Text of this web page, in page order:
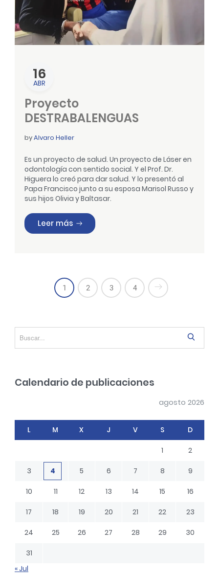
16
ABR
Proyecto
DESTRABALENGUAS
byAlvaro Heller
Es un proyecto de salud. Un proyecto de Láser en
odontología con sentido social. Y el Prof. Dr.
Higuera lo creó para dar salud. Y lo presentó al
Papa Francisco junto a su esposa Marisol Russo y
sus hijos Olivia y Baltasar.
Leer más«Proyecto DESTRABALENGUAS»
1 2 3 4
e
Calendario de publicaciones
agosto 2026
L M X J V S D
1 2
3 4 5 6 7 8 9
10 11 12 13 14 15 16
17 18 19 20 21 22 23
24 25 26 27 28 29 30
31
« Jul